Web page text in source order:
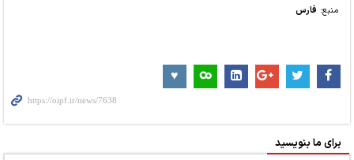
منبع: فارس
برای ما بنویسید